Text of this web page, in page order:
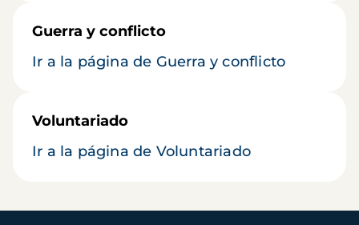
Guerra y conflicto
Ir a la página de Guerra y conflicto
Voluntariado
Ir a la página de Voluntariado